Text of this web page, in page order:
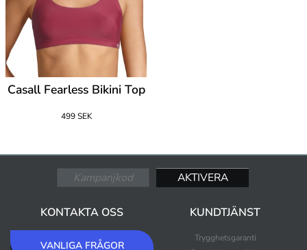
Casall Fearless Bikini Top
499 SEK
KONTAKTA OSS
VANLIGA FRÅGOR
KUNDTJÄNST
Trygghetsgaranti